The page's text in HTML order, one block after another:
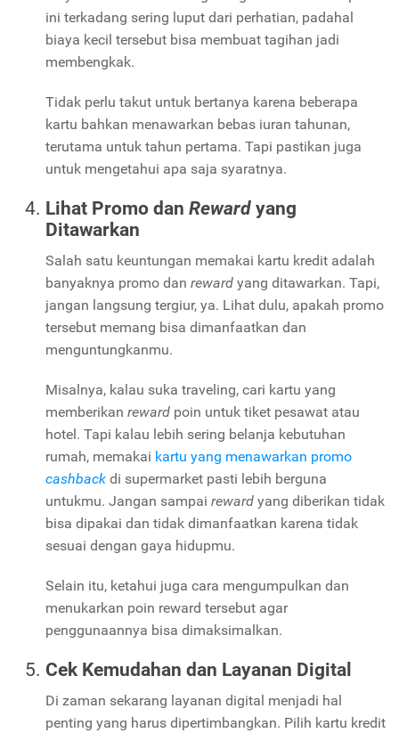
ini terkadang sering luput dari perhatian, padahal
biaya kecil tersebut bisa membuat tagihan jadi
membengkak.
Tidak perlu takut untuk bertanya karena beberapa
kartu bahkan menawarkan bebas iuran tahunan,
terutama untuk tahun pertama. Tapi pastikan juga
untuk mengetahui apa saja syaratnya.
Lihat Promo dan Reward yang
Ditawarkan
Salah satu keuntungan memakai kartu kredit adalah
banyaknya promo dan reward yang ditawarkan. Tapi,
jangan langsung tergiur, ya. Lihat dulu, apakah promo
tersebut memang bisa dimanfaatkan dan
menguntungkanmu.
Misalnya, kalau suka traveling, cari kartu yang
memberikan reward poin untuk tiket pesawat atau
hotel. Tapi kalau lebih sering belanja kebutuhan
rumah, memakai kartu yang menawarkan promo
cashback di supermarket pasti lebih berguna
untukmu. Jangan sampai reward yang diberikan tidak
bisa dipakai dan tidak dimanfaatkan karena tidak
sesuai dengan gaya hidupmu.
Selain itu, ketahui juga cara mengumpulkan dan
menukarkan poin reward tersebut agar
penggunaannya bisa dimaksimalkan.
Cek Kemudahan dan Layanan Digital
Di zaman sekarang layanan digital menjadi hal
penting yang harus dipertimbangkan. Pilih kartu kredit